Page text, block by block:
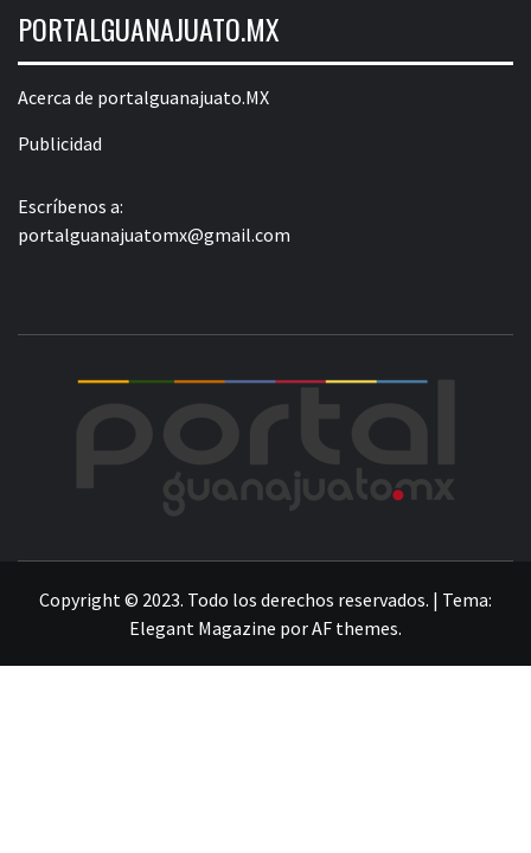
PORTALGUANAJUATO.MX
Acerca de portalguanajuato.MX
Publicidad
Escríbenos a:
portalguanajuatomx@gmail.com
Copyright © 2023. Todo los derechos reservados. | Tema:
Elegant Magazine porAF themes.